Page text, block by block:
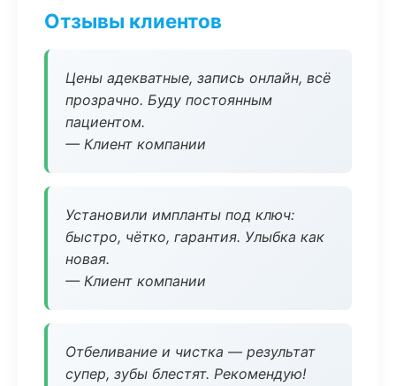
Отзывы клиентов
Цены адекватные, запись онлайн, всё
прозрачно. Буду постоянным
пациентом.
— Клиент компании
Установили импланты под ключ:
быстро, чётко, гарантия. Улыбка как
новая.
— Клиент компании
Отбеливание и чистка — результат
супер, зубы блестят. Рекомендую!